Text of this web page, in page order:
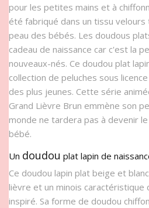
pour les petites mains et à
été fabriqué dans un tissu
peau des bébés. Les doudous
cadeau de naissance car c'est la
nouveaux-nés. Ce doudou plat
collection de peluches sous
des plus jeunes. Cette série
Grand Lièvre Brun emmène son
monde ne tardera pas à devenir
bébé.
Un doudou plat lapin de
Ce doudou lapin plat beige et
lièvre et un minois caractéristique
inspiré. Sa forme de doudou